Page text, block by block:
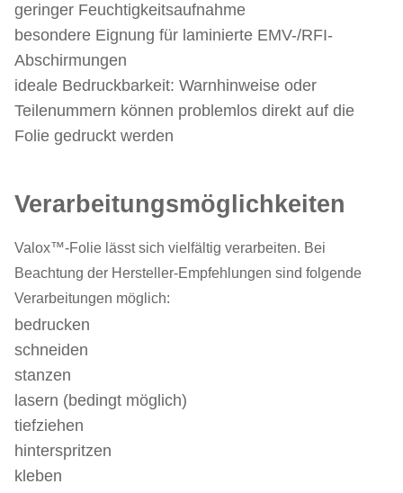
geringer Feuchtigkeitsaufnahme
besondere Eignung für laminierte EMV-/RFI-
Abschirmungen
ideale Bedruckbarkeit: Warnhinweise oder
Teilenummern können problemlos direkt auf die
Folie gedruckt werden
Verarbeitungsmöglichkeiten
Valox™-Folie lässt sich vielfältig verarbeiten. Bei
Beachtung der Hersteller-Empfehlungen sind folgende
Verarbeitungen möglich:
bedrucken
schneiden
stanzen
lasern (bedingt möglich)
tiefziehen
hinterspritzen
kleben